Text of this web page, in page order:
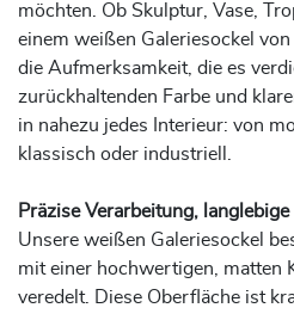
möchten. Ob Skulptur, Vase,
einem weißen Galeriesockel
die Aufmerksamkeit, die es
zurückhaltenden Farbe und
in nahezu jedes Interieur: von
klassisch oder industriell.
Präzise Verarbeitung,
Unsere weißen Galeriesockel
mit einer hochwertigen, matten
veredelt. Diese Oberfläche ist